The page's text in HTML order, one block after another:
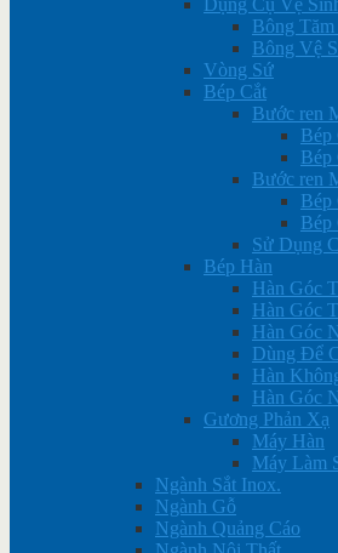
Dụng Cụ Vệ
Bông
Bông Vệ
Vòng Sứ
Bép Cắt
Bước ren
Bép
Bép
Bước ren
Bép
Bép
Sử Dụng
Bép Hàn
Hàn Góc
Hàn Góc
Hàn Góc
Dùng Để
Hàn
Hàn Góc
Gương Phản Xạ
Máy Hàn
Máy Làm
Ngành Sắt Inox.
Ngành Gỗ
Ngành Quảng Cáo